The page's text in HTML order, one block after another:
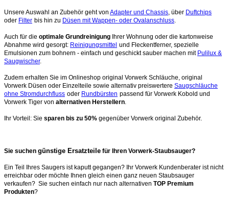
Unsere Auswahl an Zubehör geht von Adapter und Chassis , über Duftchips
oder Filter bis hin zu Düsen mit Wappen- oder Ovalanschluss
Auch für die optimale Grundreinigung Ihrer Wohnung oder die kartonweise
Abnahme wird gesorgt: Reinigungsmittel und Fleckentferner, spezielle
Emulsionen zum bohnern - einfach und geschickt sauber machen mit Pulilux &
Saugwischer.
Zudem erhalten Sie im Onlineshop original Vorwerk Schläuche, original
Vorwerk Düsen oder Einzelteile sowie alternativ preiswertere Saugschläuche
ohne Stromdurchfluss oder Rundbürsten passend für Vorwerk Kobold und
Vorwerk Tiger von alternativen Herstellern
Ihr Vorteil: Sie sparen bis zu 50% gegenüber Vorwerk original Zubehör.
Sie suchen günstige Ersatzteile für Ihren Vorwerk-Staubsauger?
Ein Teil Ihres Saugers ist kaputt gegangen? Ihr Vorwerk Kundenberater ist nicht
erreichbar oder möchte Ihnen gleich einen ganz neuen Staubsauger
verkaufen? Sie suchen einfach nur nach alternativen TOP Premium
Produkten?